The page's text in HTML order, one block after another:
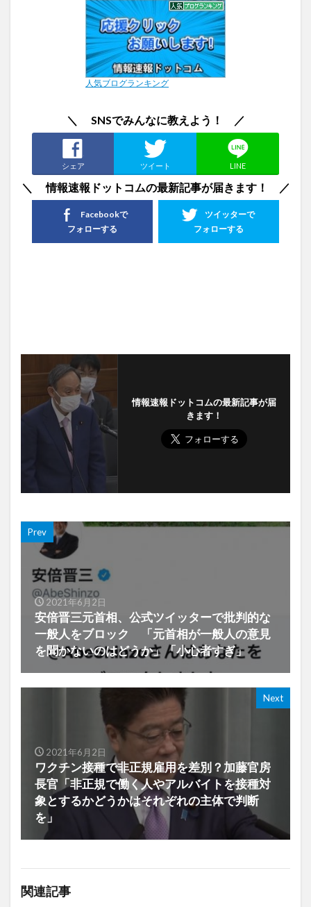
人気ブログランキング
＼ SNSでみんなに教えよう！ ／
シェア ツイート LINE
＼ 情報速報ドットコムの最新記事が届きます！ ／
ツイッターで
フォローする
Facebookで
フォローする
情報速報ドットコムの最新記事が届
きます！
Prev
2021年6月2日
安倍晋三元首相、公式ツイッターで批判的な
一般人をブロック 「元首相が一般人の意見
を聞かないのはどうか」「小心者すぎ」
Next
2021年6月2日
ワクチン接種で非正規雇用を差別？加藤官房
長官「非正規で働く人やアルバイトを接種対
象とするかどうかはそれぞれの主体で判断
を」
関連記事